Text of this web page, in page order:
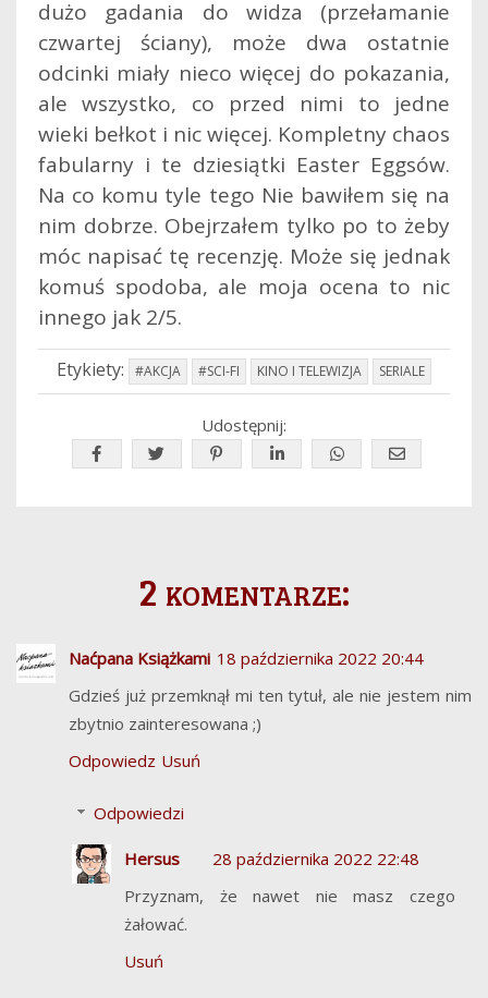
dużo gadania do widza (przełamanie
czwartej ściany), może dwa ostatnie
odcinki miały nieco więcej do pokazania,
ale wszystko, co przed nimi to jedne
wieki bełkot i nic więcej. Kompletny chaos
fabularny i te dziesiątki Easter Eggsów.
Na co komu tyle tego Nie bawiłem się na
nim dobrze. Obejrzałem tylko po to żeby
móc napisać tę recenzję. Może się jednak
komuś spodoba, ale moja ocena to nic
innego jak 2/5.
Etykiety: #AKCJA #SCI-FI KINO I TELEWIZJA SERIALE
Udostępnij:
2 komentarze:
Naćpana Książkami 18 października 2022 20:44
Gdzieś już przemknął mi ten tytuł, ale nie jestem nim
zbytnio zainteresowana ;)
Odpowiedz Usuń
Odpowiedzi
Hersus
28 października 2022 22:48
Przyznam, że nawet nie masz czego
żałować.
Usuń